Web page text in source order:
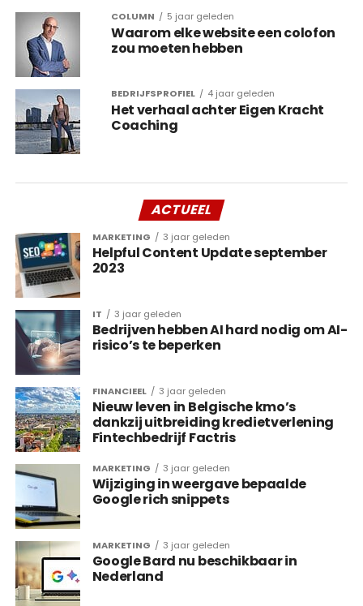
COLUMN 5 jaar geleden
Waarom elke website een colofon
zou moeten hebben
BEDRIJFSPROFIEL 4 jaar geleden
Het verhaal achter Eigen Kracht
Coaching
ACTUEEL
MARKETING 3 jaar geleden
Helpful Content Update september
2023
IT 3 jaar geleden
Bedrijven hebben AI hard nodig om AI-
risico’s te beperken
FINANCIEEL 3 jaar geleden
Nieuw leven in Belgische kmo’s
dankzij uitbreiding kredietverlening
Fintechbedrijf Factris
MARKETING 3 jaar geleden
Wijziging in weergave bepaalde
Google rich snippets
MARKETING 3 jaar geleden
Google Bard nu beschikbaar in
Nederland